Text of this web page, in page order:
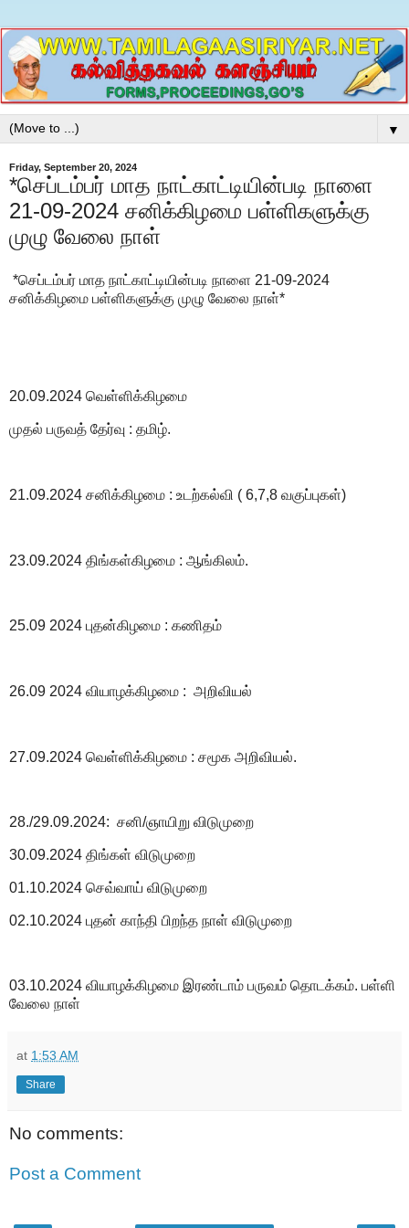
▼
Friday, September 20, 2024
*செப்டம்பர் மாத நாட்காட்டியின்படி நாளை
21-09-2024 சனிக்கிழமை பள்ளிகளுக்கு
முழு வேலை நாள்
*செப்டம்பர் மாத நாட்காட்டியின்படி நாளை 21-09-2024
சனிக்கிழமை பள்ளிகளுக்கு முழு வேலை நாள்*
20.09.2024 வெள்ளிக்கிழமை
முதல் பருவத் தேர்வு : தமிழ்.
21.09.2024 சனிக்கிழமை : உடற்கல்வி ( 6,7,8 வகுப்புகள்)
23.09.2024 திங்கள்கிழமை : ஆங்கிலம்.
25.09 2024 புதன்கிழமை : கணிதம்
26.09 2024 வியாழக்கிழமை : அறிவியல்
27.09.2024 வெள்ளிக்கிழமை : சமூக அறிவியல்.
28./29.09.2024: சனி/ஞாயிறு விடுமுறை
30.09.2024 திங்கள் விடுமுறை
01.10.2024 செவ்வாய் விடுமுறை
02.10.2024 புதன் காந்தி பிறந்த நாள் விடுமுறை
03.10.2024 வியாழக்கிழமை இரண்டாம் பருவம் தொடக்கம். பள்ளி
வேலை நாள்
at 1:53 AM
Share
No comments:
Post a Comment